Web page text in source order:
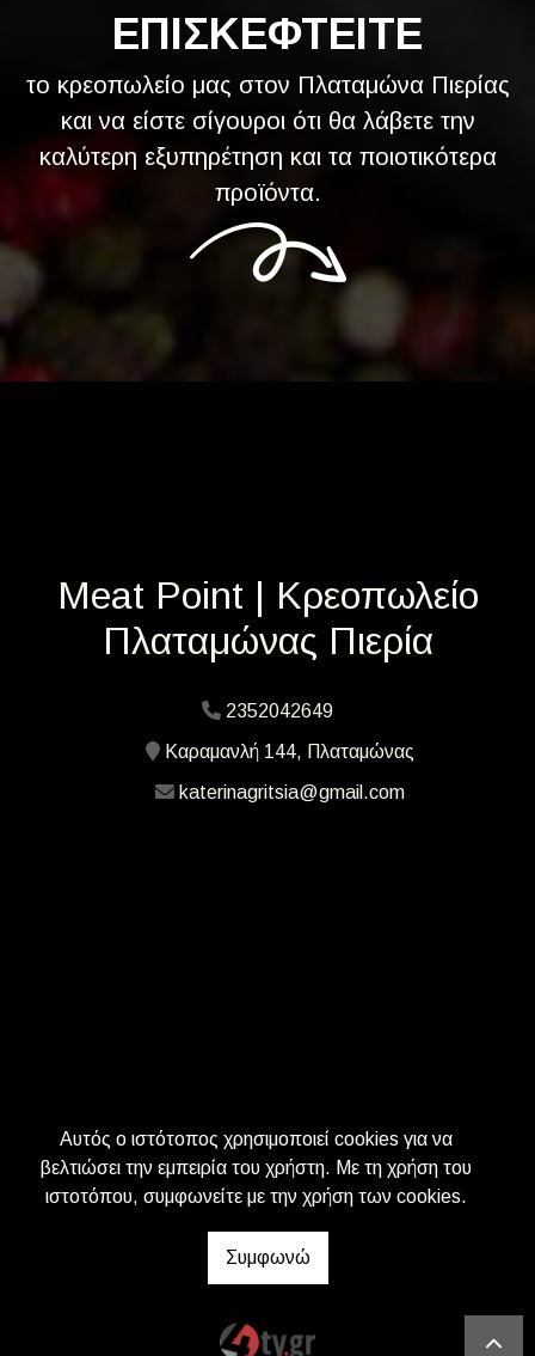
ΕΠΙΣΚΕΦΤΕΙΤΕ
το κρεοπωλείο μας στον Πλαταμώνα Πιερίας
και να είστε σίγουροι ότι θα λάβετε την
καλύτερη εξυπηρέτηση και τα ποιοτικότερα
προϊόντα.
Meat Point | Κρεοπωλείο
Πλαταμώνας Πιερία
2352042649
Καραμανλή 144, Πλαταμώνας
katerinagritsia@gmail.com
Αυτός ο ιστότοπος χρησιμοποιεί cookies για να
βελτιώσει την εμπειρία του χρήστη. Με τη χρήση του
ιστοτόπου, συμφωνείτε με την χρήση των cookies.
Συμφωνώ